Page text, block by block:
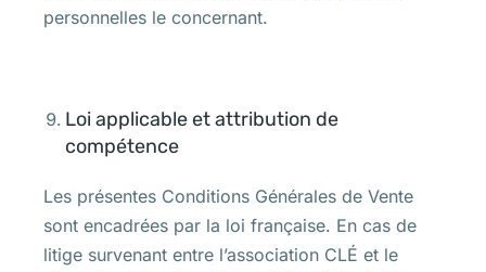
personnelles le concernant.
Loi applicable et attribution de
compétence
Les présentes Conditions Générales de Vente
sont encadrées par la loi française. En cas de
litige survenant entre l’association CLÉ et le